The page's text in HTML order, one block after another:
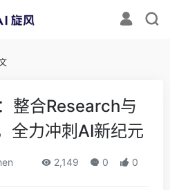
整合Research与
全力冲刺AI新纪元
2,149 0 0